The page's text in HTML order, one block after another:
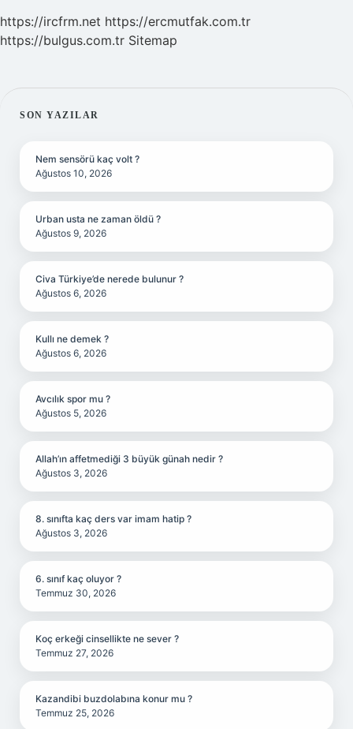
https://ircfrm.net https://ercmutfak.com.tr
https://bulgus.com.tr Sitemap
SIDEBAR
SON YAZILAR
Nem sensörü kaç volt ?
Ağustos 10, 2026
Urban usta ne zaman öldü ?
Ağustos 9, 2026
Civa Türkiye’de nerede bulunur ?
Ağustos 6, 2026
Kullı ne demek ?
Ağustos 6, 2026
Avcılık spor mu ?
Ağustos 5, 2026
Allah’ın affetmediği 3 büyük günah nedir ?
Ağustos 3, 2026
8. sınıfta kaç ders var imam hatip ?
Ağustos 3, 2026
6. sınıf kaç oluyor ?
Temmuz 30, 2026
Koç erkeği cinsellikte ne sever ?
Temmuz 27, 2026
Kazandibi buzdolabına konur mu ?
Temmuz 25, 2026